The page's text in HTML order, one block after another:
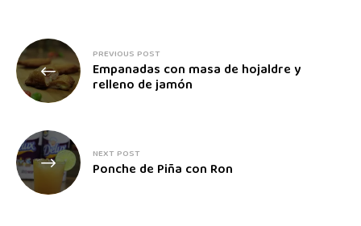
PREVIOUS POST
Empanadas con masa de hojaldre y
relleno de jamón
NEXT POST
Ponche de Piña con Ron